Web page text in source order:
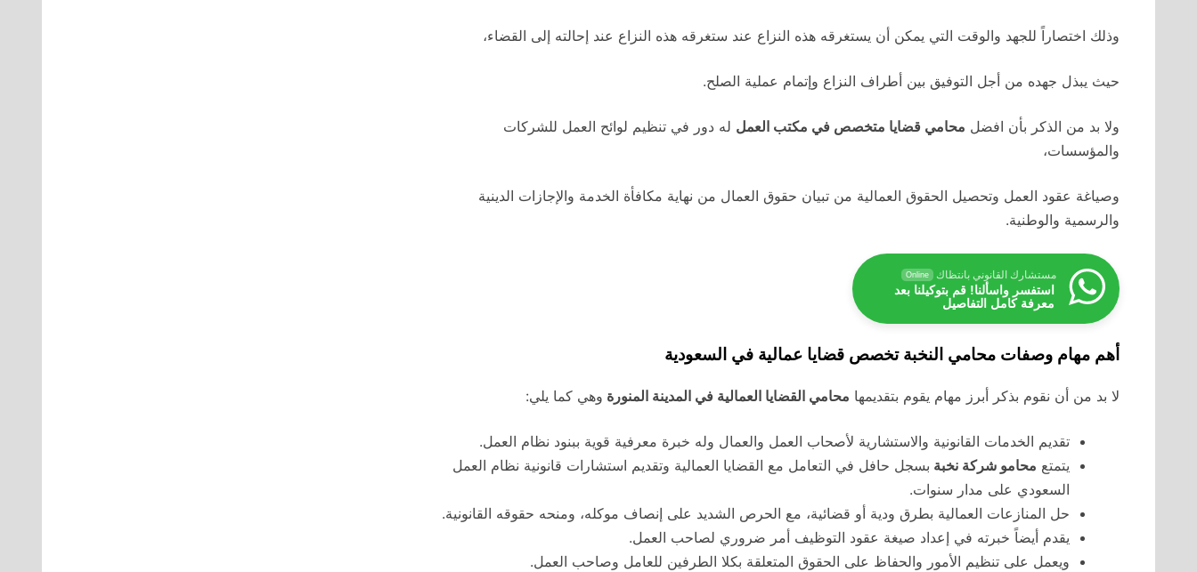
وذلك اختصاراً للجهد والوقت التي يمكن أن يستغرقه هذه النزاع عند ستغرقه هذه النزاع عند إحالته إلى القضاء،
حيث يبذل جهده من أجل التوفيق بين أطراف النزاع وإتمام عملية الصلح.
ولا بد من الذكر بأن افضل محامي قضايا متخصص في مكتب العمل له دور في تنظيم لوائح العمل للشركات
والمؤسسات،
وصياغة عقود العمل وتحصيل الحقوق العمالية من تبيان حقوق العمال من نهاية مكافأة الخدمة والإجازات الدينية
والرسمية والوطنية.
مستشارك القانوني بانتظاك Online
استفسر واسألنا! قم بتوكيلنا بعد
معرفة كامل التفاصيل
أهم مهام وصفات محامي النخبة تخصص قضايا عمالية في السعودية
لا بد من أن نقوم بذكر أبرز مهام يقوم بتقديمها محامي القضايا العمالية في المدينة المنورة وهي كما يلي:
تقديم الخدمات القانونية والاستشارية لأصحاب العمل والعمال وله خبرة معرفية قوية ببنود نظام العمل.
يتمتع محامو شركة نخبة بسجل حافل في التعامل مع القضايا العمالية وتقديم استشارات قانونية نظام العمل
السعودي على مدار سنوات.
حل المنازعات العمالية بطرق ودية أو قضائية، مع الحرص الشديد على إنصاف موكله، ومنحه حقوقه القانونية.
يقدم أيضاً خبرته في إعداد صيغة عقود التوظيف أمر ضروري لصاحب العمل.
ويعمل على تنظيم الأمور والحفاظ على الحقوق المتعلقة بكلا الطرفين للعامل وصاحب العمل.